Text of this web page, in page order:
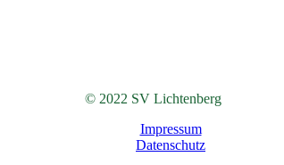
© 2022 SV Lichtenberg
Impressum
Datenschutz